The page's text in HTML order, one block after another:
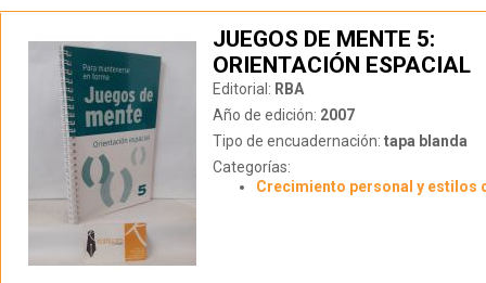
JUEGOS DE MENTE 5:
ORIENTACIÓN ESPACIAL
Editorial: RBA
Año de edición: 2007
Tipo de encuadernación: tapa blanda
Categorías:
Crecimiento personal y estilos